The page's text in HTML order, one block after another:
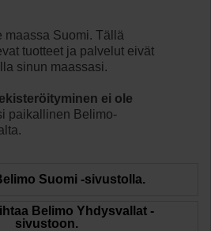
Lue lisää
maassa Suomi. Tällä
tuotteet ja palvelut eivät
sinun maassasi.
ei ole
paikallinen Belimo-
Suomi -sivustolla.
Belimo Yhdysvallat -
sivustoon.